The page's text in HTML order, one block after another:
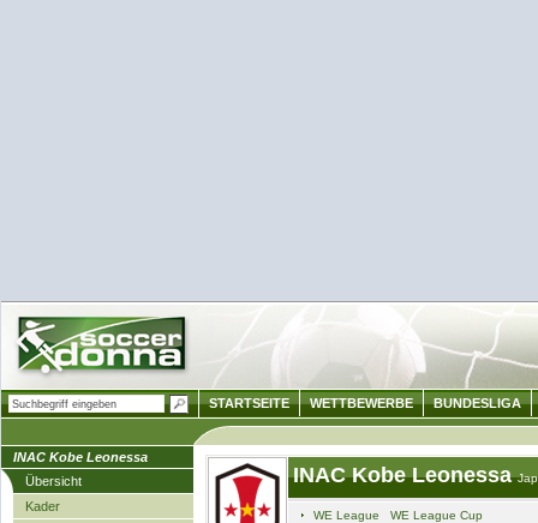
INAC Kobe Leonessa
Übersicht
Kader
INAC Kobe Leonessa
WE League
WE League Cup
STARTSEITE WETTBEWERBE BUNDESLIGA